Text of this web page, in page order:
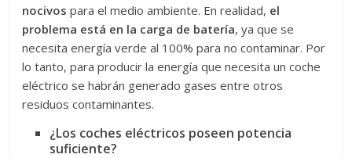
nocivospara el medio ambiente. En realidad, el
problema está en la carga de batería, ya que se
necesita energía verde al 100% para no contaminar. Por
lo tanto, para producir la energía que necesita un coche
eléctrico se habrán generado gases entre otros
residuos contaminantes.
¿Los coches eléctricos poseen potencia
suficiente?